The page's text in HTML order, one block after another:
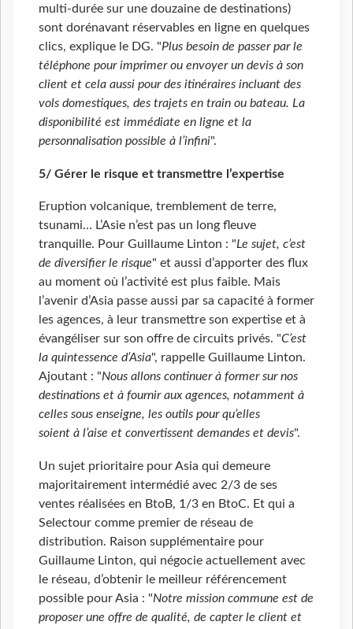
multi-durée sur une douzaine de destinations)
sont dorénavant réservables en ligne en quelques
clics, explique le DG. "Plus besoin de passer par le
téléphone pour imprimer ou envoyer un devis à son
client et cela aussi pour des itinéraires incluant des
vols domestiques, des trajets en train ou bateau. La
disponibilité est immédiate en ligne et la
personnalisation possible à l’infini".
5/ Gérer le risque et transmettre l’expertise
Eruption volcanique, tremblement de terre,
tsunami… L’Asie n’est pas un long fleuve
tranquille. Pour Guillaume Linton : "Le sujet, c’est
de diversifier le risque" et aussi d’apporter des flux
au moment où l’activité est plus faible. Mais
l’avenir d’Asia passe aussi par sa capacité à former
les agences, à leur transmettre son expertise et à
évangéliser sur son offre de circuits privés. "C’est
la quintessence d’Asia", rappelle Guillaume Linton.
Ajoutant : "Nous allons continuer à former sur nos
destinations et à fournir aux agences, notamment à
celles sous enseigne, les outils pour qu’elles
soient à l’aise et convertissent demandes et devis".
Un sujet prioritaire pour Asia qui demeure
majoritairement intermédié avec 2/3 de ses
ventes réalisées en BtoB, 1/3 en BtoC. Et qui a
Selectour comme premier de réseau de
distribution. Raison supplémentaire pour
Guillaume Linton, qui négocie actuellement avec
le réseau, d’obtenir le meilleur référencement
possible pour Asia : "Notre mission commune est de
proposer une offre de qualité, de capter le client et